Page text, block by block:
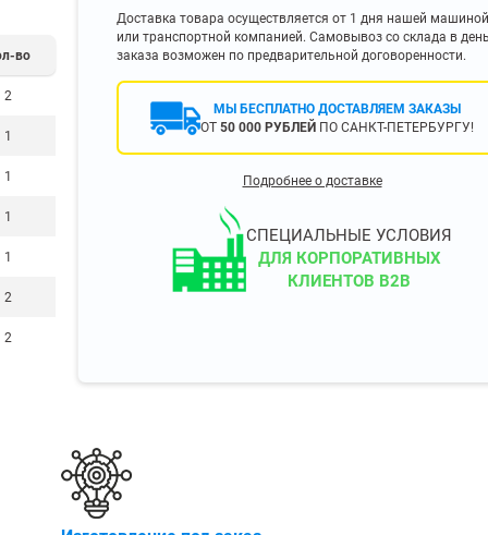
300 мм
350 мм
450 мм
500 мм
Показать еще▼
750 кг)
(до 2500
5000 кг)
10000 кг)
Серые
(ВОДЫ)
Консольные
односторонние
во
2
1
1
1
1
2
2
Доставка товара осуществляется от 1 дня нашей машиной
или транспортной компанией. Самовывоз со склада в
заказа возможен по предварительной договоренности.
МЫ БЕСПЛАТНО ДОСТАВЛЯЕМ ЗАКАЗЫ
ОТ50 000 РУБЛЕЙ ПО САНКТ-ПЕТЕРБУРГУ!
Подробнее о доставке
СПЕЦИАЛЬНЫЕ УСЛОВИЯ
ДЛЯ КОРПОРАТИВНЫХ
КЛИЕНТОВ B2B